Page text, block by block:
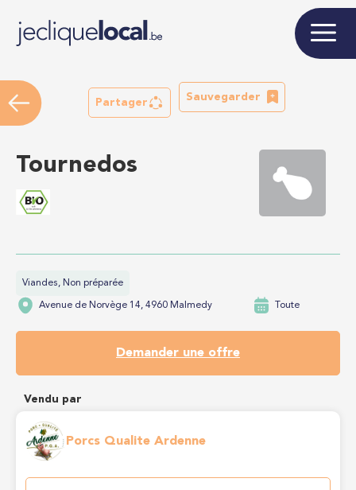
Partager
Sauvegarder
Tournedos
Viandes, Non préparée
Avenue de Norvège 14, 4960 Malmedy Toute
Demander une offre
Vendu par
Porcs Qualite Ardenne